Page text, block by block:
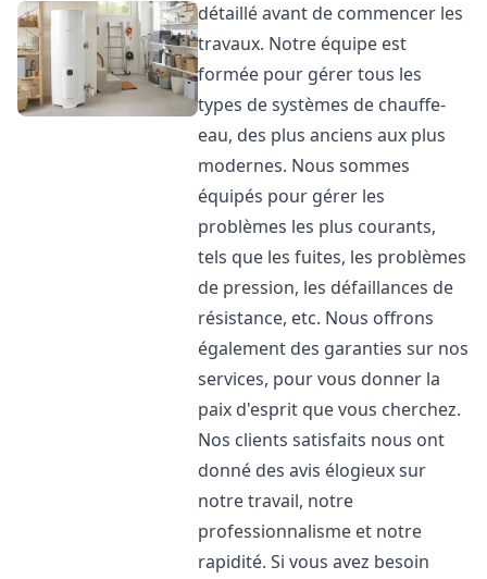
détaillé avant de commencer les
travaux. Notre équipe est
formée pour gérer tous les
types de systèmes de chauffe-
eau, des plus anciens aux plus
modernes. Nous sommes
équipés pour gérer les
problèmes les plus courants,
tels que les fuites, les problèmes
de pression, les défaillances de
résistance, etc. Nous offrons
également des garanties sur nos
services, pour vous donner la
paix d'esprit que vous cherchez.
Nos clients satisfaits nous ont
donné des avis élogieux sur
notre travail, notre
professionnalisme et notre
rapidité. Si vous avez besoin